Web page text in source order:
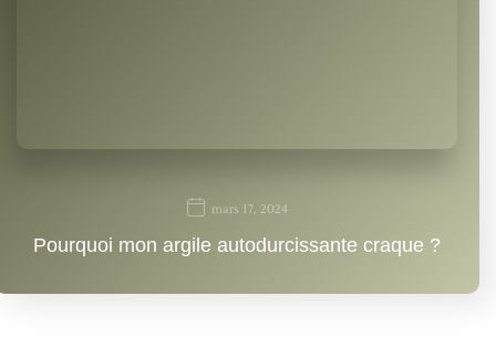
mars 17, 2024
Pourquoi mon argile autodurcissante craque ?